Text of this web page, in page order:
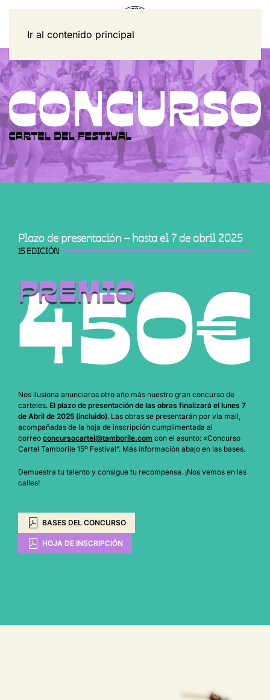
Ir al contenido principal
Plazo de presentación – hasta el 7 de abril 2025
15 EDICIÓN
Nos ilusiona anunciaros otro año más nuestro gran concurso de
carteles. El plazo de presentación de las obras finalizará el lunes 7
de Abril de 2025 (incluido). Las obras se presentarán por vía mail,
acompañadas de la hoja de inscripción cumplimentada al
correo concursocartel@tamborile.com con el asunto: «Concurso
Cartel Tamborile 15º Festival”. Más información abajo en las bases.
Demuestra tu talento y consigue tu recompensa. ¡Nos vemos en las
calles!
BASES DEL CONCURSO
HOJA DE INSCRIPCIÓN